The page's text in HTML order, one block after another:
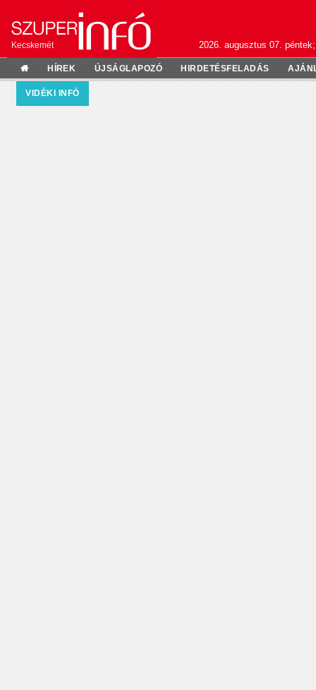
Kecskemét 2026. augusztus 07.
HÍREK ÚJSÁGLAPOZÓ HIRDETÉSFELADÁS
VIDÉKI INFÓ